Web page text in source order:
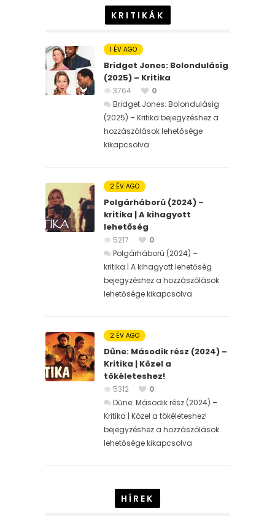
KRITIKÁK
1 ÉV AGO
Bridget Jones: Bolondulásig
(2025) – Kritika
3764
0
Bridget Jones: Bolondulásig
(2025) – Kritika bejegyzéshez a
hozzászólások lehetősége
kikapcsolva
2 ÉV AGO
Polgárháború (2024) –
kritika | A kihagyott
lehetőség
5217
0
Polgárháború (2024) –
kritika | A kihagyott lehetőség
bejegyzéshez a hozzászólások
lehetősége kikapcsolva
2 ÉV AGO
Dűne: Második rész (2024) –
Kritika | Közel a
tökéleteshez!
5312
0
Dűne: Második rész (2024) –
Kritika | Közel a tökéleteshez!
bejegyzéshez a hozzászólások
lehetősége kikapcsolva
HÍREK